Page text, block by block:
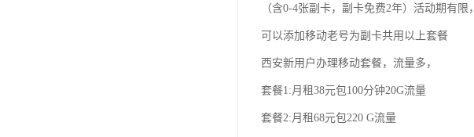
（含0-4张副卡，副卡免费2年）活动期有
可以添加移动老号为副卡共用以上套餐
西安新用户办理移动套餐，流量多，
套餐1:月租38元包100分钟20G流量
套餐2:月租68元包220 G流量